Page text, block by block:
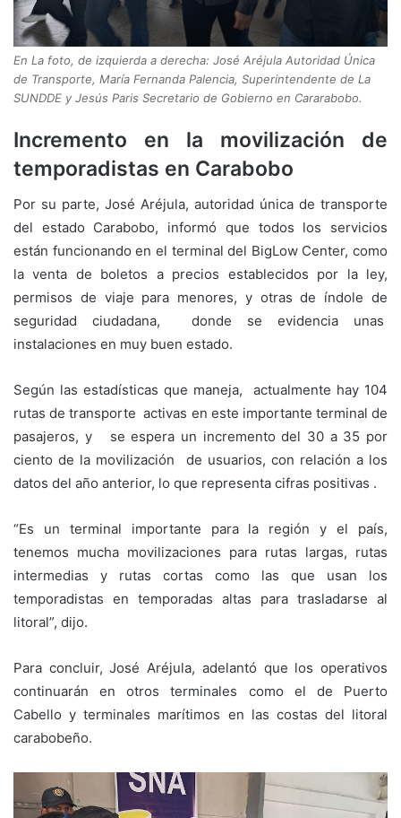
En La foto, de izquierda a derecha: José Aréjula Autoridad Única
de Transporte, María Fernanda Palencia, Superintendente de La
SUNDDE y Jesús Paris Secretario de Gobierno en Cararabobo.
Incremento en la movilización de
temporadistas en Carabobo
Por su parte, José Aréjula, autoridad única de transporte
del estado Carabobo, informó que todos los servicios
están funcionando en el terminal del BigLow Center, como
la venta de boletos a precios establecidos por la ley,
permisos de viaje para menores, y otras de índole de
seguridad ciudadana, donde se evidencia unas
instalaciones en muy buen estado.
Según las estadísticas que maneja, actualmente hay 104
rutas de transporte activas en este importante terminal de
pasajeros, y se espera un incremento del 30 a 35 por
ciento de la movilización de usuarios, con relación a los
datos del año anterior, lo que representa cifras positivas .
“Es un terminal importante para la región y el país,
tenemos mucha movilizaciones para rutas largas, rutas
intermedias y rutas cortas como las que usan los
temporadistas en temporadas altas para trasladarse al
litoral”, dijo.
Para concluir, José Aréjula, adelantó que los operativos
continuarán en otros terminales como el de Puerto
Cabello y terminales marítimos en las costas del litoral
carabobeño.